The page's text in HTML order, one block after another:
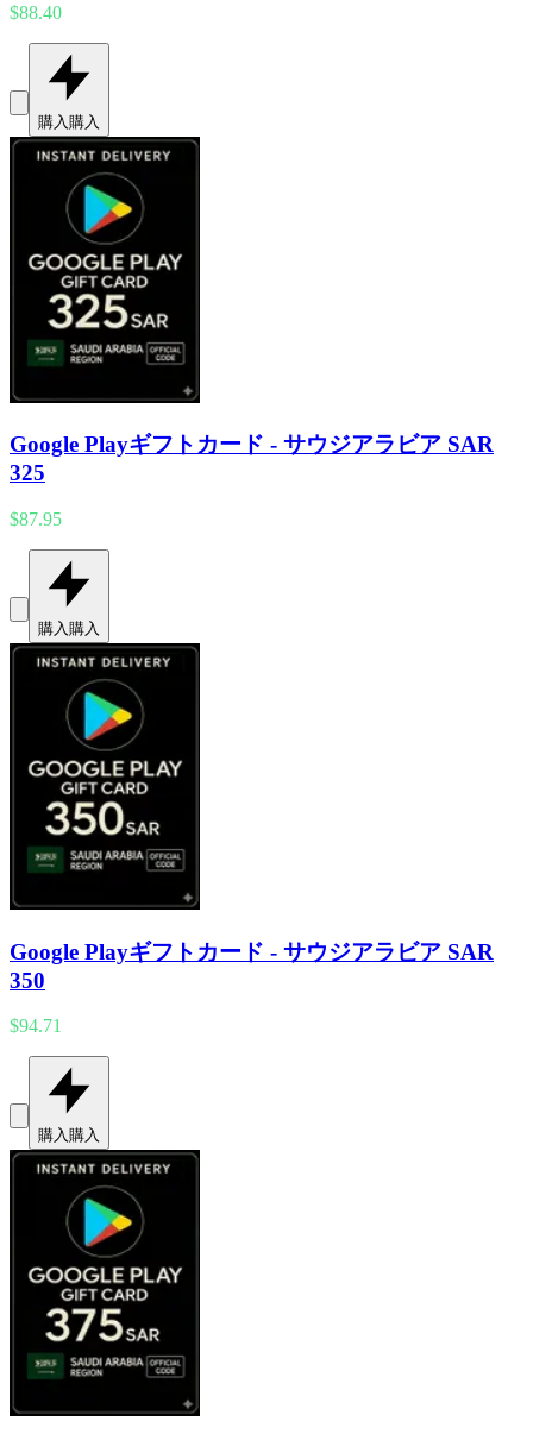
$88.40
購入 購入
Google Playギフトカード - サウジアラビア SAR
325
$87.95
購入購入
Google Playギフトカード - サウジアラビア SAR
350
$94.71
購入購入